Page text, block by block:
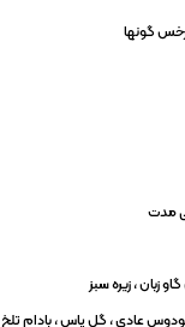
گونها
مدت
زبان ، زيره سبز
عادی ، گل ياس ، بادام تلخ